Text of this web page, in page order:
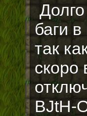
баги
так
скоро
BJtH-